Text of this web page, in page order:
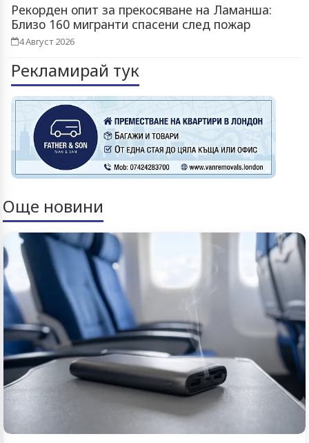
Рекорден опит за прекосяване на Ламанша:
Близо 160 мигранти спасени след пожар
4 Август 2026
Рекламирай тук
Още новини